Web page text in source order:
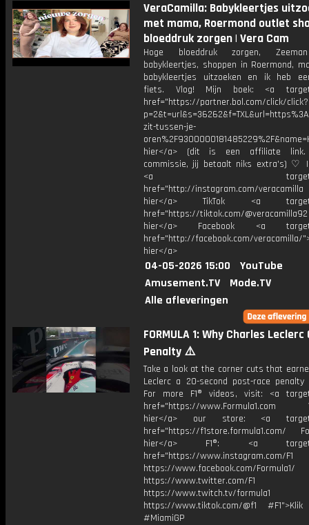
VeraCamilla: Babykleertjes
met mama, Roermond outlet
bloeddruk zorgen | Vera Cam
Hoge bloeddruk zorgen,
babykleertjes, shoppen in Roermond,
babykleertjes uitzoeken en ik heb
fiets. Vlog! Mijn boek: <a
href="https://partner.bol.com/click/click?
zit-tussen-je-
hier</a> (dit is een affiliate
commissie, jij betaalt niks extra's) ♡
<a
href="http://instagram.com/
hier</a> TikTok <a
href="https://tiktok.com/
hier</a> Facebook <a
href="http://facebook.com/veracamilla/
hier</a>
04-05-2026 15:00
YouTube
Amusement.TV
Mode.TV
Alle afleveringen
FORMULA 1: Why Charles Leclerc
Penalty ⚠️
Take a look at the corner cuts that
Leclerc a 20-second post-race penalty
For more F1® videos, visit: <a
href="https://www.Formula1.com
hier</a> our store: <a
href="https://f1store.formula1.com/
hier</a> F1®: <a
href="https://www.instagram.com/F1
https://www.facebook.com/Formula1/
https://www.twitter.com/F1
https://www.twitch.tv/formula1
https://www.tiktok.com/@f1
#MiamiGP